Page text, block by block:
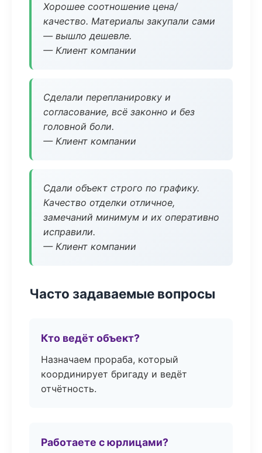
Хорошее соотношение цена/
качество. Материалы закупали сами
— вышло дешевле.
— Клиент компании
Сделали перепланировку и
согласование, всё законно и без
головной боли.
— Клиент компании
Сдали объект строго по графику.
Качество отделки отличное,
замечаний минимум и их оперативно
исправили.
— Клиент компании
Часто задаваемые вопросы
Кто ведёт объект?
Назначаем прораба, который
координирует бригаду и ведёт
отчётность.
Работаете с юрлицами?